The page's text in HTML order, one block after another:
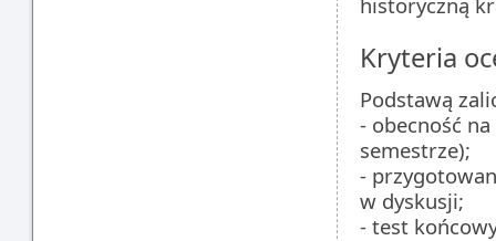
Kryteria
Podstawą
- obecność
semestrze);
-
w dyskusji;
- test